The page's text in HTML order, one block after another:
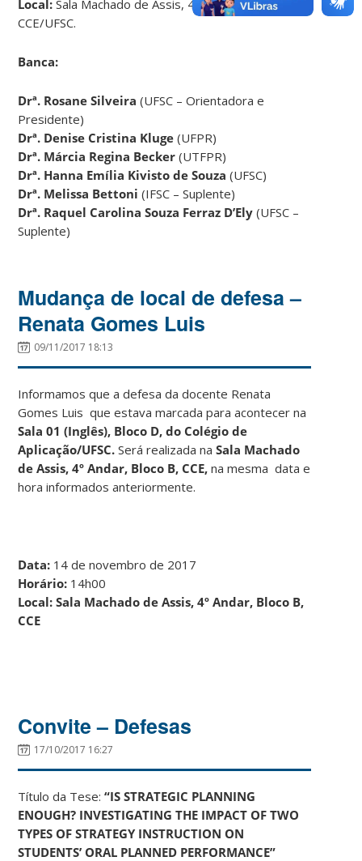
Local: Sala Machado de Assis, 4º Andar, Bloco B,
CCE/UFSC.
Banca:
Drª. Rosane Silveira(UFSC – Orientadora e
Presidente)
Drª. Denise Cristina Kluge (UFPR)
Drª. Márcia Regina Becker(UTFPR)
Drª. Hanna Emília Kivisto de Souza(UFSC)
Drª. Melissa Bettoni (IFSC – Suplente)
Drª. Raquel Carolina Souza Ferraz D’Ely(UFSC –
Suplente)
Mudança de local de defesa –
Renata Gomes Luis
09/11/2017 18:13
Informamos que a defesa da docente Renata
Gomes Luis que estava marcada para acontecer na
Sala 01 (Inglês), Bloco D, do Colégio de
Aplicação/UFSC.Será realizada naSala Machado
de Assis, 4º Andar, Bloco B, CCE,na mesma data e
hora informados anteriormente.
Data: 14 de novembro de 2017
Horário: 14h00
Local: Sala Machado de Assis, 4º Andar, Bloco B,
CCE
Convite – Defesas
17/10/2017 16:27
Título da Tese:“IS STRATEGIC PLANNING
ENOUGH? INVESTIGATING THE IMPACT OF TWO
TYPES OF STRATEGY INSTRUCTION ON
STUDENTS’ ORAL PLANNED PERFORMANCE”